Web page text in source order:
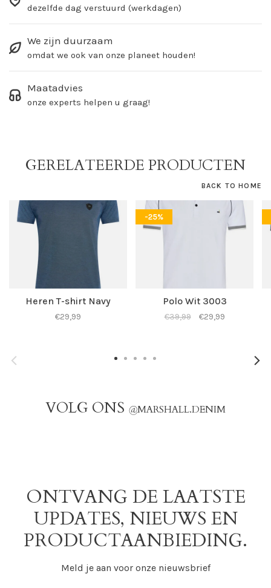
dezelfde dag verstuurd (werkdagen)
We zijn duurzaam
omdat we ook van onze planeet houden!
Maatadvies
onze experts helpen u graag!
GERELATEERDE PRODUCTEN
BACK TO HOME
Heren T-shirt Navy
€29,99
-25%
Polo Wit 3003
€39,99 €29,99
VOLG ONS @MARSHALL.DENIM
ONTVANG DE LAATSTE
UPDATES, NIEUWS EN
PRODUCTAANBIEDING.
Meld je aan voor onze nieuwsbrief